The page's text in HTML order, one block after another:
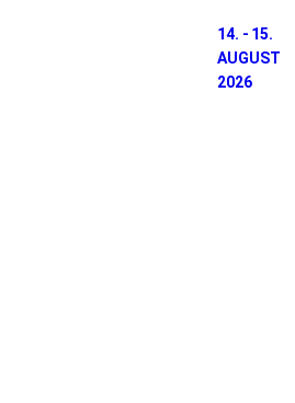
14. - 15.
AUGUST
2026